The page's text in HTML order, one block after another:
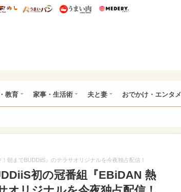
ィズニー特集
うまいめし うまいパン うまい肉
教育 家事・生活術 夫と妻 おでかけ・エンタメ
朝までBUDDiiS』のテラサオリジナルを今夜独占配信！
初の冠番組『EBiDAN 熱